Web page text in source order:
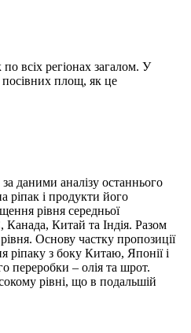
всіх регіонах загалом. У
посівних площ, як це
даними аналізу останнього
ріпак і продукти його
рівня середньої
Канада, Китай та Індія. Разом
Основу частку пропозиції
з боку Китаю, Японії і
переробки – олія та шрот.
рівні, що в подальшій